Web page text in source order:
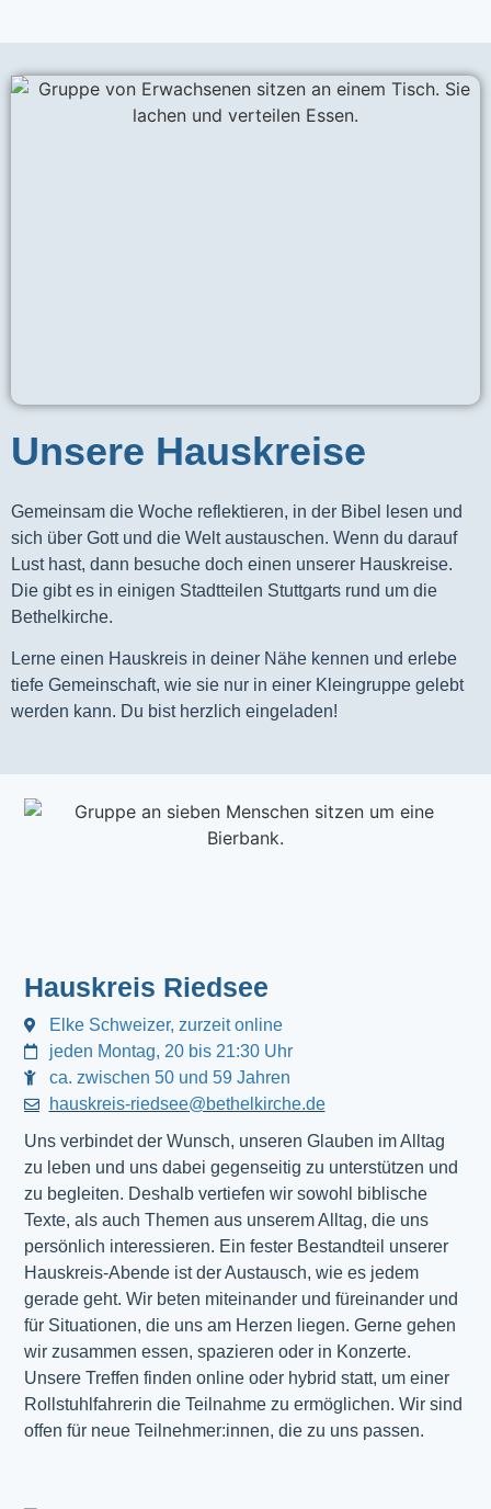
Unsere Hauskreise
Gemeinsam die Woche reflektieren, in der Bibel lesen und
sich über Gott und die Welt austauschen. Wenn du darauf
Lust hast, dann besuche doch einen unserer Hauskreise.
Die gibt es in einigen Stadtteilen Stuttgarts rund um die
Bethelkirche.
Lerne einen Hauskreis in deiner Nähe kennen und erlebe
tiefe Gemeinschaft, wie sie nur in einer Kleingruppe gelebt
werden kann. Du bist herzlich eingeladen!
Hauskreis Riedsee
Elke Schweizer, zurzeit online
jeden Montag, 20 bis 21:30 Uhr
ca. zwischen 50 und 59 Jahren
hauskreis-riedsee@bethelkirche.de
Uns verbindet der Wunsch, unseren Glauben im Alltag
zu leben und uns dabei gegenseitig zu unterstützen und
zu begleiten. Deshalb vertiefen wir sowohl biblische
Texte, als auch Themen aus unserem Alltag, die uns
persönlich interessieren. Ein fester Bestandteil unserer
Hauskreis-Abende ist der Austausch, wie es jedem
gerade geht. Wir beten miteinander und füreinander und
für Situationen, die uns am Herzen liegen. Gerne gehen
wir zusammen essen, spazieren oder in Konzerte.
Unsere Treffen finden online oder hybrid statt, um einer
Rollstuhlfahrerin die Teilnahme zu ermöglichen. Wir sind
offen für neue Teilnehmer:innen, die zu uns passen.